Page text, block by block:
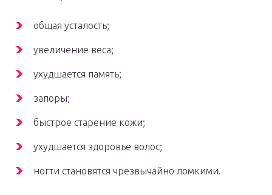
общая усталость;
увеличение веса;
ухудшается память;
запоры;
быстрое старение кожи;
ухудшается здоровье волос;
ногти становятся чрезвычайно ломкими.